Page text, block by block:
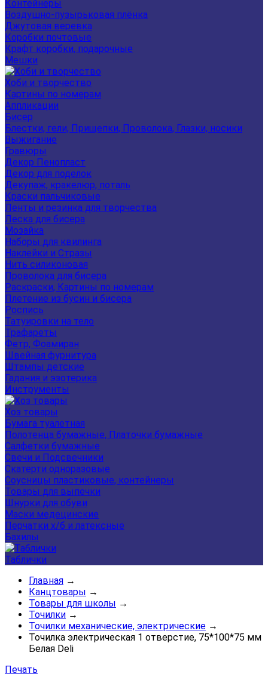
Контейнеры
Воздушно-пузырьковая плёнка
Джутовая веревка
Коробки почтовые
Крафт коробки, подарочные
Мешки
Хоби и творчество
Картины по номерам
Аппликации
Бисер
Блестки, гели, Прищепки, Проволока, Глазки, носики
Выжигание
Гравюры
Декор Пенопласт
Декор для поделок
Декупаж, кракелюр, поталь
Краски пальчиковые
Ленты и резинка для творчества
Леска для бисера
Мозайка
Наборы для квилинга
Наклейки и Стразы
Нить силиконовая
Проволока для бисера
Раскраски, Картины по номерам
Плетение из бусин и бисера
Роспись
Татуировки на тело
Трафареты
Фетр, Фоамиран
Швейная фурнитура
Штампы детские
Гадания и эзотерика
Инструменты
Хоз товары
Бумага туалетная
Полотенца бумажные, Платочки бумажные
Салфетки бумажные
Свечи и Подсвечники
Скатерти одноразовые
Соусницы пластиковые, контейнеры
Товары для выпечки
Шнурки для обуви
Маски медецинские
Перчатки х/б и латексные
Бахилы
Таблички
Главная →
Канцтовары →
Товары для школы →
Точилки →
Точилки механические, электрические →
Точилка электрическая 1 отверстие, 75*100*75 мм
Белая Deli
Печать